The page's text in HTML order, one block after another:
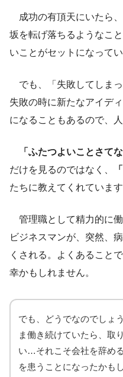
成功の有頂天にいたら
坂を転げ落ちるようなこ
いことがセットになって
でも、「失敗してしま
失敗の時に新たなアイデ
になることもあるので、
「ふたつよいことさて
だけを見るのではなく、
たちに教えてくれています
管理職として精力的に
ビジネスマンが、突然、
くされる。よくあること
幸かもしれません。
でも、どうでなのでしょ
ま働き続けていたら、取
い…それこそ会社を辞め
を患うことになったかも